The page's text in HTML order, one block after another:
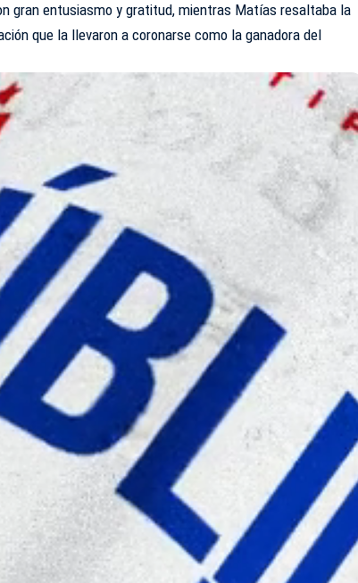
gran entusiasmo y gratitud, mientras Matías resaltaba la
que la llevaron a coronarse como la ganadora del